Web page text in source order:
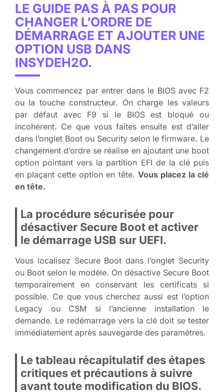
LE GUIDE PAS À PAS POUR
CHANGER L’ORDRE DE
DÉMARRAGE ET AJOUTER UNE
OPTION USB DANS
INSYDEH2O.
Vous commencez par entrer dans le BIOS avec F2
ou la touche constructeur. On charge les valeurs
par défaut avec F9 si le BIOS est bloqué ou
incohérent. Ce que vous faites ensuite est d’aller
dans l’onglet Boot ou Security selon le firmware. Le
changement d’ordre se réalise en ajoutant une boot
option pointant vers la partition EFI de la clé puis
en plaçant cette option en tête. Vous placez la clé
en tête.
La procédure sécurisée pour
désactiver Secure Boot et activer
le démarrage USB sur UEFI.
Vous localisez Secure Boot dans l’onglet Security
ou Boot selon le modèle. On désactive Secure Boot
temporairement en conservant les certificats si
possible. Ce que vous cherchez aussi est l’option
Legacy ou CSM si l’ancienne installation le
demande. Le redémarrage vers la clé doit se tester
immédiatement après sauvegarde des paramètres.
Le tableau récapitulatif des étapes
critiques et précautions à suivre
avant toute modification du BIOS.